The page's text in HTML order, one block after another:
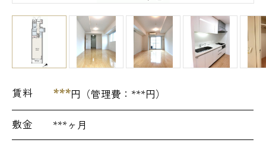
賃料 ***円（管理費： ***円）
敷金 ***ヶ月